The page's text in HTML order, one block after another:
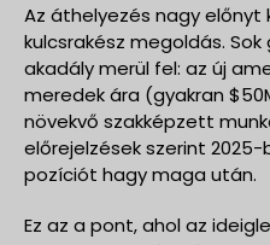
Az áthelyezés nagy előnyt
kulcsrakész megoldás.
akadály merül fel: az új
meredek ára (gyakran
növekvő szakképzett
előrejelzések szerint
pozíciót hagy maga után.
Ez az a pont, ahol az